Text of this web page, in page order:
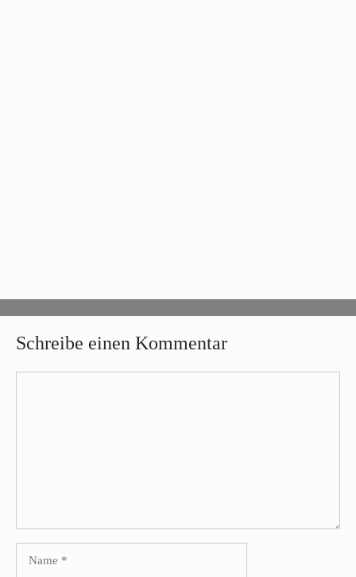
Schreibe einen Kommentar